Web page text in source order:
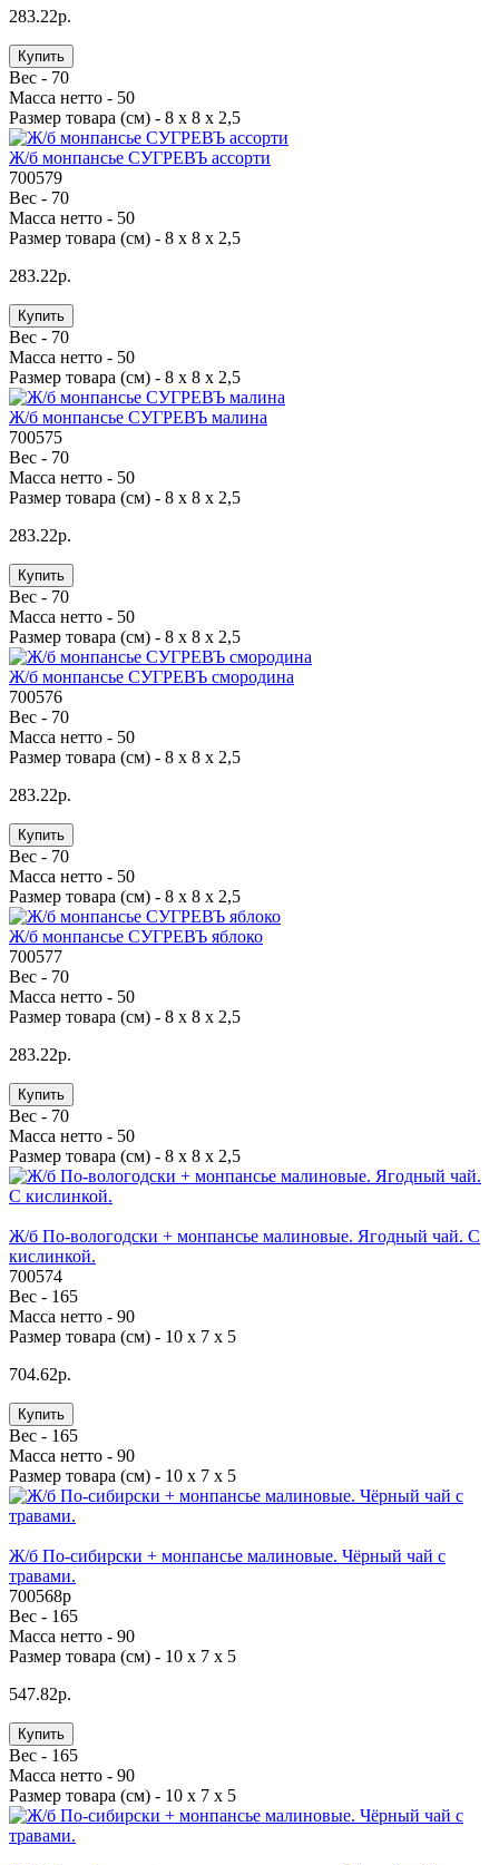
283.22р.
Купить
Вес - 70
Масса нетто - 50
Размер товара (см) - 8 х 8 х 2,5
Ж/б монпансье СУГРЕВЪ ассорти
700579
Вес - 70
Масса нетто - 50
Размер товара (см) - 8 х 8 х 2,5
283.22р.
Купить
Вес - 70
Масса нетто - 50
Размер товара (см) - 8 х 8 х 2,5
Ж/б монпансье СУГРЕВЪ малина
700575
Вес - 70
Масса нетто - 50
Размер товара (см) - 8 х 8 х 2,5
283.22р.
Купить
Вес - 70
Масса нетто - 50
Размер товара (см) - 8 х 8 х 2,5
Ж/б монпансье СУГРЕВЪ смородина
700576
Вес - 70
Масса нетто - 50
Размер товара (см) - 8 х 8 х 2,5
283.22р.
Купить
Вес - 70
Масса нетто - 50
Размер товара (см) - 8 х 8 х 2,5
Ж/б монпансье СУГРЕВЪ яблоко
700577
Вес - 70
Масса нетто - 50
Размер товара (см) - 8 х 8 х 2,5
283.22р.
Купить
Вес - 70
Масса нетто - 50
Размер товара (см) - 8 х 8 х 2,5
Ж/б По-вологодски + монпансье малиновые. Ягодный чай. С
кислинкой.
700574
Вес - 165
Масса нетто - 90
Размер товара (см) - 10 х 7 х 5
704.62р.
Купить
Вес - 165
Масса нетто - 90
Размер товара (см) - 10 х 7 х 5
Ж/б По-сибирски + монпансье малиновые. Чёрный чай с
травами.
700568p
Вес - 165
Масса нетто - 90
Размер товара (см) - 10 х 7 х 5
547.82р.
Купить
Вес - 165
Масса нетто - 90
Размер товара (см) - 10 х 7 х 5